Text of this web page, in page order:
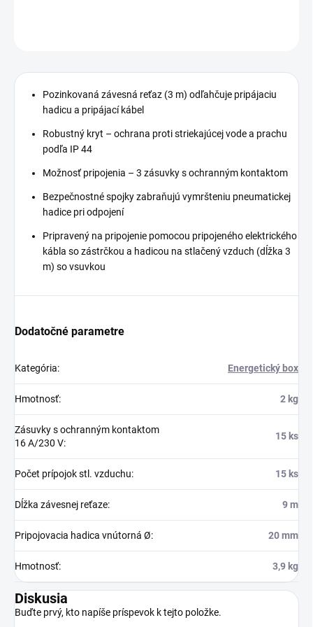
Pozinkovaná závesná reťaz (3 m) odľahčuje pripájaciu
hadicu a pripájací kábel
Robustný kryt – ochrana proti striekajúcej vode a prachu
podľa IP 44
Možnosť pripojenia – 3 zásuvky s ochranným kontaktom
Bezpečnostné spojky zabraňujú vymršteniu pneumatickej
hadice pri odpojení
Pripravený na pripojenie pomocou pripojeného elektrického
kábla so zástrčkou a hadicou na stlačený vzduch (dĺžka 3
m) so vsuvkou
Dodatočné parametre
Kategória: Energetický box
Hmotnosť: 2 kg
Zásuvky s ochranným kontaktom
16 A/230 V:
15 ks
Počet prípojok stl. vzduchu: 15 ks
Dĺžka závesnej reťaze: 9 m
Pripojovacia hadica vnútorná Ø: 20 mm
Hmotnosť: 3,9 kg
Diskusia
Buďte prvý, kto napíše príspevok k tejto položke.